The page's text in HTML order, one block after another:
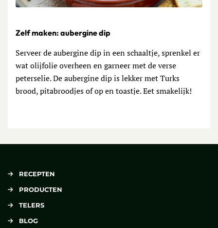
Zelf maken: aubergine dip
Serveer de aubergine dip in een schaaltje, sprenkel er
wat olijfolie overheen en garneer met de verse
peterselie. De aubergine dip is lekker met Turks
brood, pitabroodjes of op en toastje. Eet smakelijk!
RECEPTEN
PRODUCTEN
TELERS
BLOG